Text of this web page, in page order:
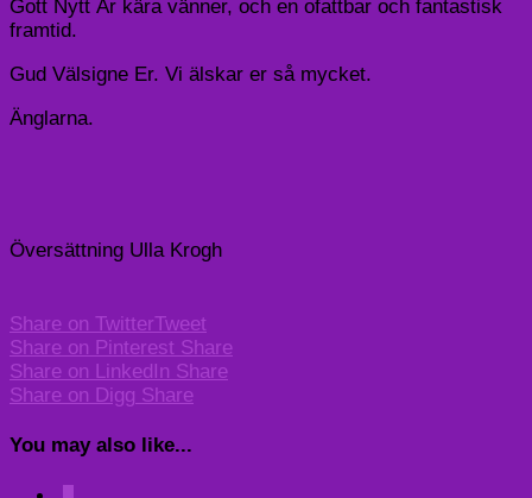
Gott Nytt År kära vänner, och en ofattbar och fantastisk
framtid.
Gud Välsigne Er. Vi älskar er så mycket.
Änglarna.
Översättning Ulla Krogh
Share on TwitterTweet
Share on Pinterest Share
Share on LinkedIn Share
Share on Digg Share
You may also like...